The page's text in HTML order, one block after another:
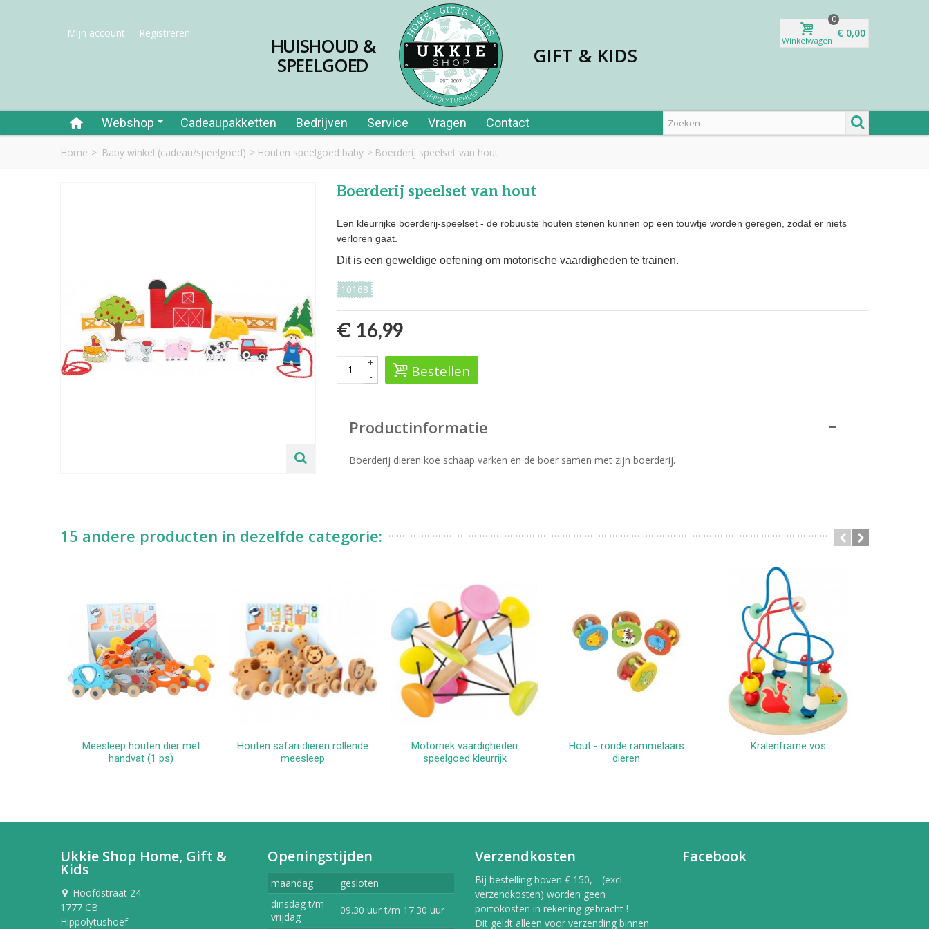
Mijn account Registreren
HUISHOUD &
SPEELGOED GIFT & KIDS
Winkelwagen
0
€ 0,00
Webshop Cadeaupakketten Bedrijven Service Vragen Contact
Home > Baby winkel (cadeau/speelgoed) > Houten speelgoed baby > Boerderij speelset van hout
Boerderij speelset van hout
Een kleurrijke boerderij-speelset - de robuuste houten stenen kunnen op een touwtje worden geregen, zodat er niets
verloren gaat.
Dit is een geweldige oefening om motorische vaardigheden te trainen.
10168
€ 16,99
-
+ Bestellen
Productinformatie
Boerderij dieren koe schaap varken en de boer samen met zijn boerderij.
15 andere producten in dezelfde categorie:
In winkelwagen
Meesleep houten dier met
handvat (1 ps)
In winkelwagen
Houten safari dieren rollende
meesleep
In winkelwagen
Motorriek vaardigheden
speelgoed kleurrijk
In winkelwagen
Hout - ronde rammelaars
dieren
In winkelwagen
Kralenframe vos
Ukkie Shop Home, Gift &
Kids
Hoofdstraat 24
1777 CB
Hippolytushoef
Openingstijden
maandag
gesloten
dinsdag t/m
vrijdag
09.30 uur t/m 17.30 uur
Verzendkosten
Bij bestelling boven € 150,-- (excl.
verzendkosten) worden geen
portokosten in rekening gebracht !
Dit geldt alleen voor verzending binnen
Facebook